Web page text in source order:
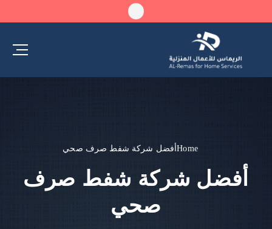
Homeأفضل شركة شفط صرف صحي
أفضل شركة شفط صرف
صحي